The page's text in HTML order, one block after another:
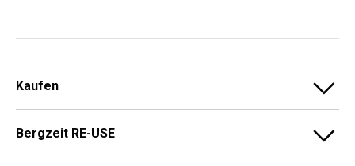
Kaufen
Bergzeit RE-USE